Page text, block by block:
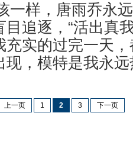
一样，唐雨乔永
追逐，“活出真
充实的过完一天
现，模特是我永
上一页 1 2 3 下一页